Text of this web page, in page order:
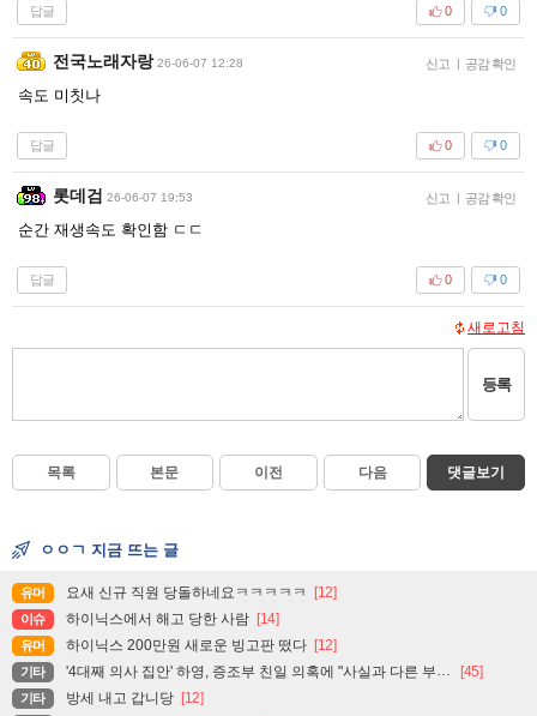
답글 0
0
전국노래자랑 26-06-07 12:28 신고 | 공감 확인
속도 미칫나
답글 0
0
롯데검 26-06-07 19:53 신고 | 공감 확인
순간 재생속도 확인함 ㄷㄷ
답글 0
0
새로고침
등록
목록 본문 이전 다음 댓글보기
ㅇㅇㄱ 지금 뜨는 글
유머 요새 신규 직원 당돌하네요ㅋㅋㅋㅋㅋ [12]
이슈 하이닉스에서 해고 당한 사람 [14]
유머 하이닉스 200만원 새로운 빙고판 떴다 [12]
기타 '4대째 의사 집안' 하영, 증조부 친일 의혹에 "사실과 다른 부분 있어" [45]
기타 방세 내고 갑니당 [12]